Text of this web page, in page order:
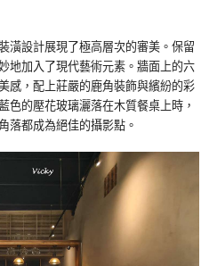
潢設計展現了極高層次的審美。保留
地加入了現代藝術元素。牆面上的六
感，配上莊嚴的鹿角裝飾與繽紛的彩
色的壓花玻璃灑落在木質餐桌上時，
落都成為絕佳的攝影點。